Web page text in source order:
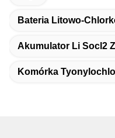
Bateria Litowo-
Akumulator Li Socl2
Komórka